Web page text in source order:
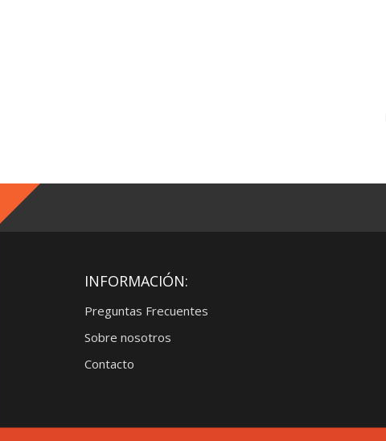
INFORMACIÓN:
Preguntas Frecuentes
Sobre nosotros
Contacto